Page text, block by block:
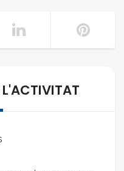
L'ACTIVITAT